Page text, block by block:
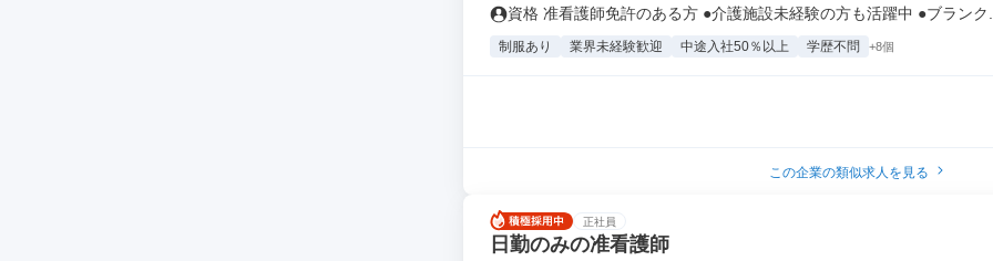
資格 准看護師免許のある方 ●介護施設未経験の方も活躍中 ●ブランク
制服あり 業界未経験歓迎 中途入社50％以上 学歴不問 +8個
この企業の類似求人を見る
正社員
日勤のみの准看護師